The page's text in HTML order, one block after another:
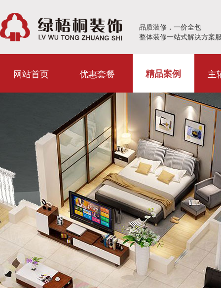
品质装修，一价全包
整体装修一站式解决方案
网站首页 优惠套餐 精品案例 主